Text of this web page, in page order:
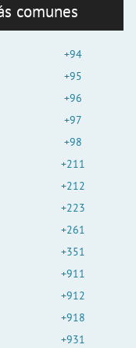
comunes
+94
+95
+96
+97
+98
+211
+212
+223
+261
+351
+911
+912
+918
+931